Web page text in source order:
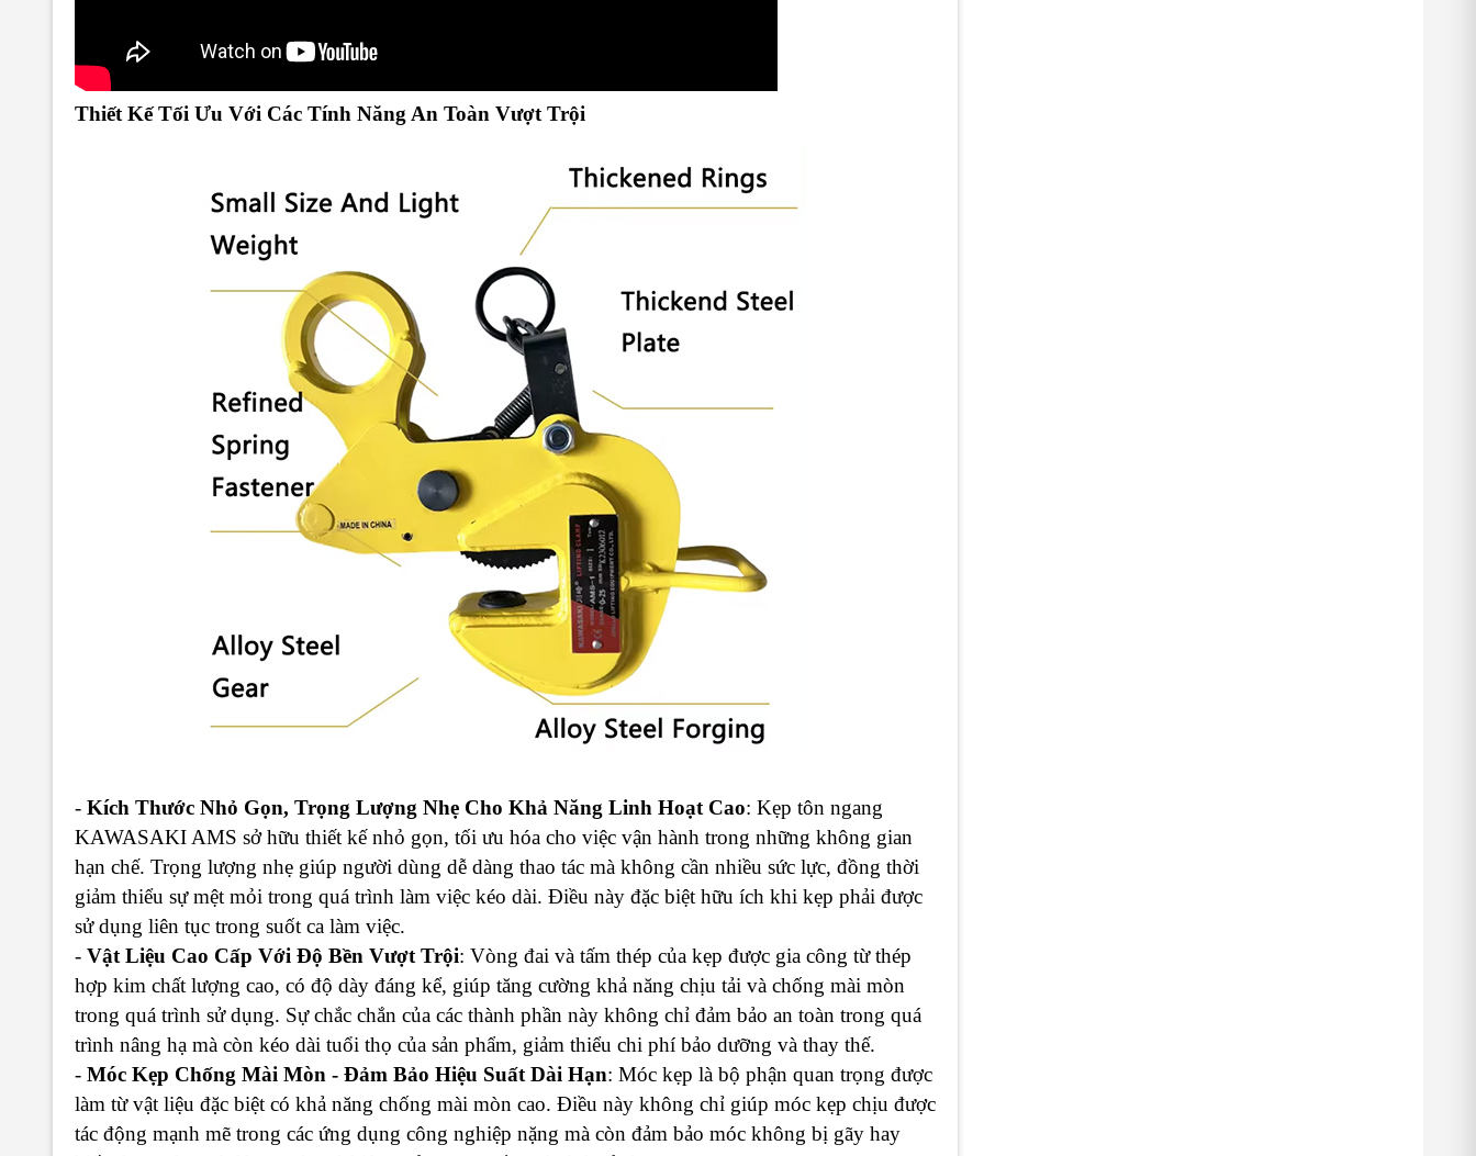
Thiết Kế Tối Ưu Với Các Tính Năng An Toàn Vượt Trội
- Kích Thước Nhỏ Gọn, Trọng Lượng Nhẹ Cho Khả Năng Linh Hoạt Cao: Kẹp tôn ngang
KAWASAKI AMS sở hữu thiết kế nhỏ gọn, tối ưu hóa cho việc vận hành trong những không gian
hạn chế. Trọng lượng nhẹ giúp người dùng dễ dàng thao tác mà không cần nhiều sức lực, đồng thời
giảm thiểu sự mệt mỏi trong quá trình làm việc kéo dài. Điều này đặc biệt hữu ích khi kẹp phải được
sử dụng liên tục trong suốt ca làm việc.
- Vật Liệu Cao Cấp Với Độ Bền Vượt Trội: Vòng đai và tấm thép của kẹp được gia công từ thép
hợp kim chất lượng cao, có độ dày đáng kể, giúp tăng cường khả năng chịu tải và chống mài mòn
trong quá trình sử dụng. Sự chắc chắn của các thành phần này không chỉ đảm bảo an toàn trong quá
trình nâng hạ mà còn kéo dài tuổi thọ của sản phẩm, giảm thiểu chi phí bảo dưỡng và thay thế.
- Móc Kẹp Chống Mài Mòn - Đảm Bảo Hiệu Suất Dài Hạn: Móc kẹp là bộ phận quan trọng được
làm từ vật liệu đặc biệt có khả năng chống mài mòn cao. Điều này không chỉ giúp móc kẹp chịu được
tác động mạnh mẽ trong các ứng dụng công nghiệp nặng mà còn đảm bảo móc không bị gãy hay